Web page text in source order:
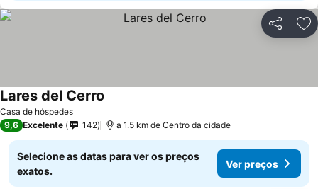
Partilhar
Casa de hóspedes
Lares del Cerro
9,6 Excelente 142 a 1.5 km de Centro da cidade
Selecione as datas para ver os preços
exatos.
Ver preços